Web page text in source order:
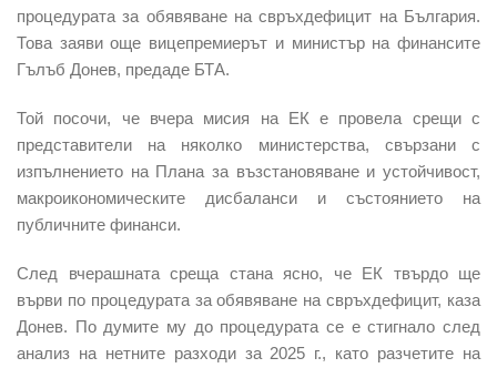
процедурата за обявяване на свръхдефицит на България.
Това заяви още вицепремиерът и министър на финансите
Гълъб Донев, предаде БТА.
Той посочи, че вчера мисия на ЕК е провела срещи с
представители на няколко министерства, свързани с
изпълнението на Плана за възстановяване и устойчивост,
макроикономическите дисбаланси и състоянието на
публичните финанси.
След вчерашната среща стана ясно, че ЕК твърдо ще
върви по процедурата за обявяване на свръхдефицит, каза
Донев. По думите му до процедурата се е стигнало след
анализ на нетните разходи за 2025 г., като разчетите на